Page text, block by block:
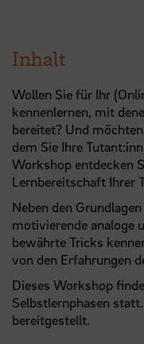
Inhalt
Wollen Sie für Ihr
kennenlernen, mit
bereitet? Und
dem Sie Ihre
Workshop entdecken
Lernbereitschaft Ihrer
Neben den
motivierende analoge
bewährte Tricks
von den Erfahrungen
Dieses Workshop
Selbstlernphasen
bereitgestellt.